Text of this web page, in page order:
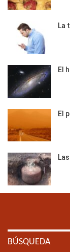
La
El
El
BÚSQUEDA